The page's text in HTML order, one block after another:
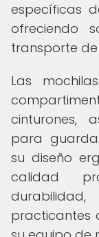
específicas
ofreciendo
transporte de
Las
cinturones,
para
su diseño
calidad
practicantes